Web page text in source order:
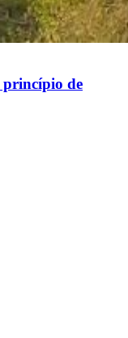
princípio de